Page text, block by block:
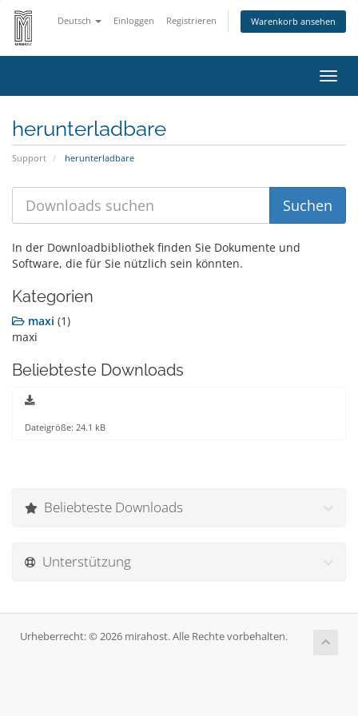
Deutsch Einloggen Registrieren Warenkorb ansehen
ein-/
herunterladbare
Support herunterladbare
In der Downloadbibliothek finden Sie Dokumente und
Software, die für Sie nützlich sein könnten.
Kategorien
maxi (1)
maxi
Beliebteste Downloads
Dateigröße: 24.1 kB
Beliebteste Downloads
Unterstützung
Urheberrecht: © 2026 mirahost. Alle Rechte vorbehalten.